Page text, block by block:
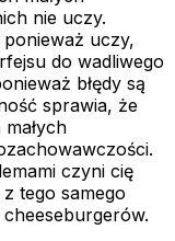
nie uczy.
ponieważ uczy,
do wadliwego
błędy są
sprawia, że
czyni cię
tego samego